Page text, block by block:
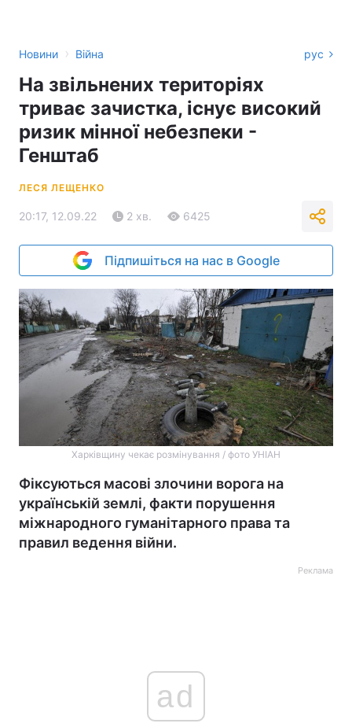
Новини › Війна рус
На звільнених територіях
триває зачистка, існує високий
ризик мінної небезпеки -
Генштаб
ЛЕСЯ ЛЕЩЕНКО
20:17, 12.09.22 2 хв. 6425
Підпишіться на нас в Google
Харківщину чекає розмінування / фото УНІАН
Фіксуються масові злочини ворога на
українській землі, факти порушення
міжнародного гуманітарного права та
правил ведення війни.
Реклама
ad